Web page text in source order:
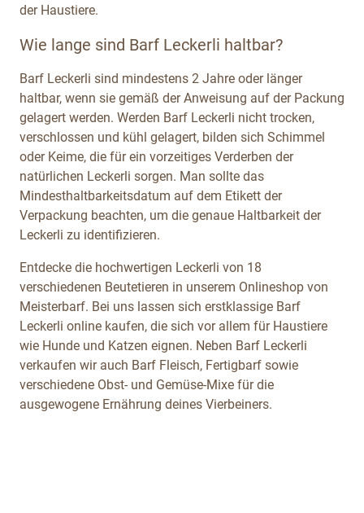
der Haustiere.
Wie lange sind Barf Leckerli haltbar?
Barf Leckerli sind mindestens 2 Jahre oder länger
haltbar, wenn sie gemäß der Anweisung auf der Packung
gelagert werden. Werden Barf Leckerli nicht trocken,
verschlossen und kühl gelagert, bilden sich Schimmel
oder Keime, die für ein vorzeitiges Verderben der
natürlichen Leckerli sorgen. Man sollte das
Mindesthaltbarkeitsdatum auf dem Etikett der
Verpackung beachten, um die genaue Haltbarkeit der
Leckerli zu identifizieren.
Entdecke die hochwertigen Leckerli von 18
verschiedenen Beutetieren in unserem Onlineshop von
Meisterbarf. Bei uns lassen sich erstklassige Barf
Leckerli online kaufen, die sich vor allem für Haustiere
wie Hunde und Katzen eignen. Neben Barf Leckerli
verkaufen wir auch Barf Fleisch, Fertigbarf sowie
verschiedene Obst- und Gemüse-Mixe für die
ausgewogene Ernährung deines Vierbeiners.